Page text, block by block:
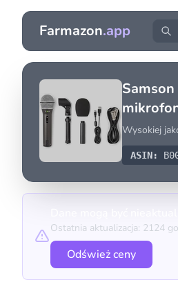
Farmazon.app
Wysokiej
ASIN:
Ostatnia aktualizacja: 2124
Odśwież ceny